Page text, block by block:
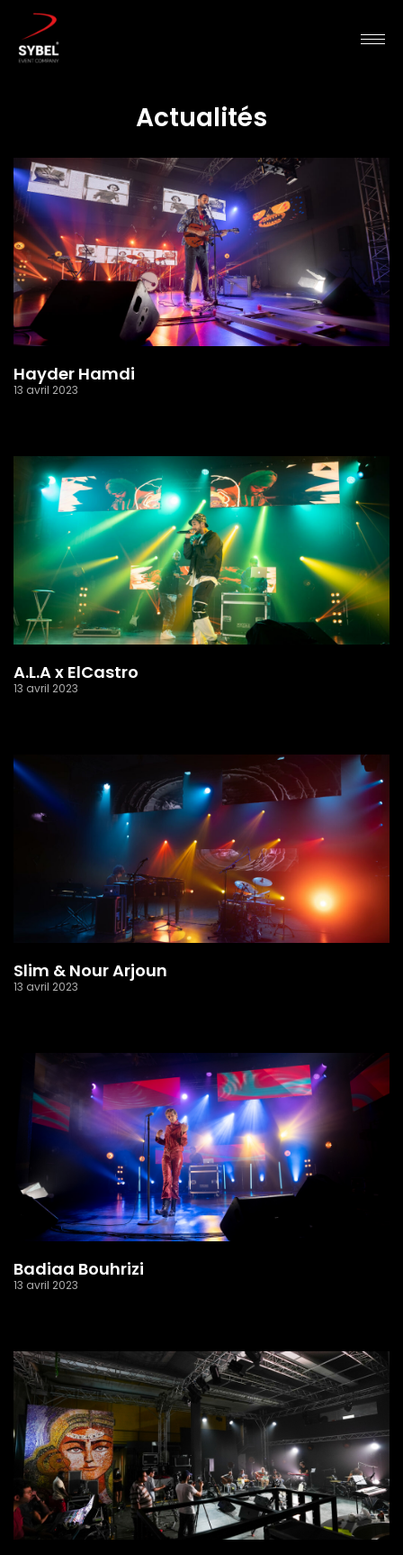
Actualités
Hayder Hamdi
13 avril 2023
A.L.A x ElCastro
13 avril 2023
Slim & Nour Arjoun
13 avril 2023
Badiaa Bouhrizi
13 avril 2023